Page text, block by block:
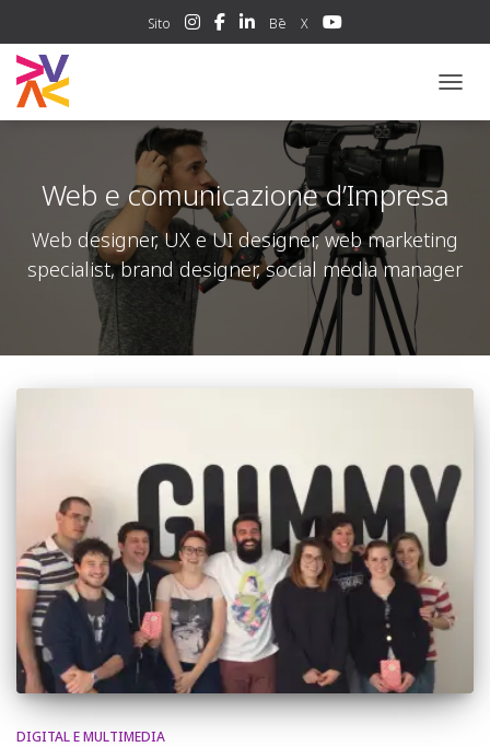
Sito Bē X
Web e comunicazione d’Impresa
Web designer, UX e UI designer, web marketing
specialist, brand designer, social media manager
DIGITAL E MULTIMEDIA